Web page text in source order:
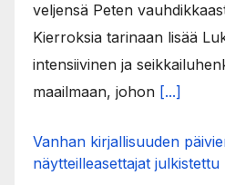
veljensä Peten
Kierroksia tarinaan lisää
intensiivinen ja
maailmaan, johon [...]
Vanhan kirjallisuuden
näytteilleasettajat julkistettu